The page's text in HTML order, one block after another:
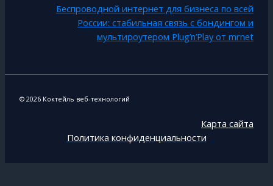
Беспроводной интернет для бизнеса по всей
России: стабильная связь с бондингом и
мультироутером Plug’n’Play от mrnet
© 2026 Коктейль веб-технологий
Карта сайта
Политика конфиденциальности